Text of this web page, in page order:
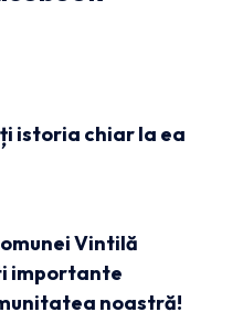
istoria chiar la ea
Vintilă
importante
noastră!